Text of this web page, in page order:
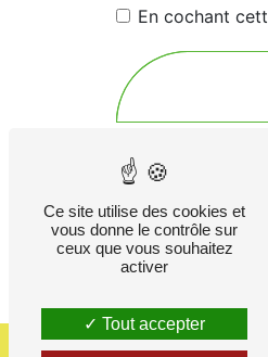
En cochant
** Les données
traitants dans le seul
d’introduire une
Saulou 46200
prise de contact puis
téléphonique,
Ce site utilise des cookies et
vous donne le contrôle sur
ceux que vous souhaitez
activer
Tout accepter